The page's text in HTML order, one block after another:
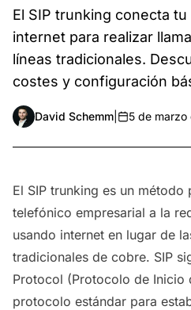
El SIP trunking conecta
internet para realizar
líneas tradicionales.
costes y configuración
David Schemm 5 de
El SIP trunking es un método
telefónico empresarial a la
usando internet en lugar de
tradicionales de cobre. SIP
Protocol (Protocolo de Inicio
protocolo estándar para